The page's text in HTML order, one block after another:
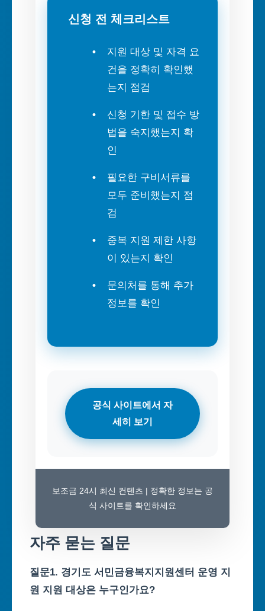
신청 전 체크리스트
지원 대상 및 자격 요
건을 정확히 확인했
는지 점검
신청 기한 및 접수 방
법을 숙지했는지 확
인
필요한 구비서류를
모두 준비했는지 점
검
중복 지원 제한 사항
이 있는지 확인
문의처를 통해 추가
정보를 확인
공식 사이트에서 자
세히 보기
보조금 24시 최신 컨텐츠 | 정확한 정보는 공
식 사이트를 확인하세요
자주 묻는 질문
질문1. 경기도 서민금융복지지원센터 운영 지
원 지원 대상은 누구인가요?